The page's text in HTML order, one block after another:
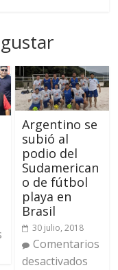
Argentino se
subió al
podio del
Sudamerican
o de fútbol
playa en
Brasil
30 julio, 2018
Comentarios
desactivados